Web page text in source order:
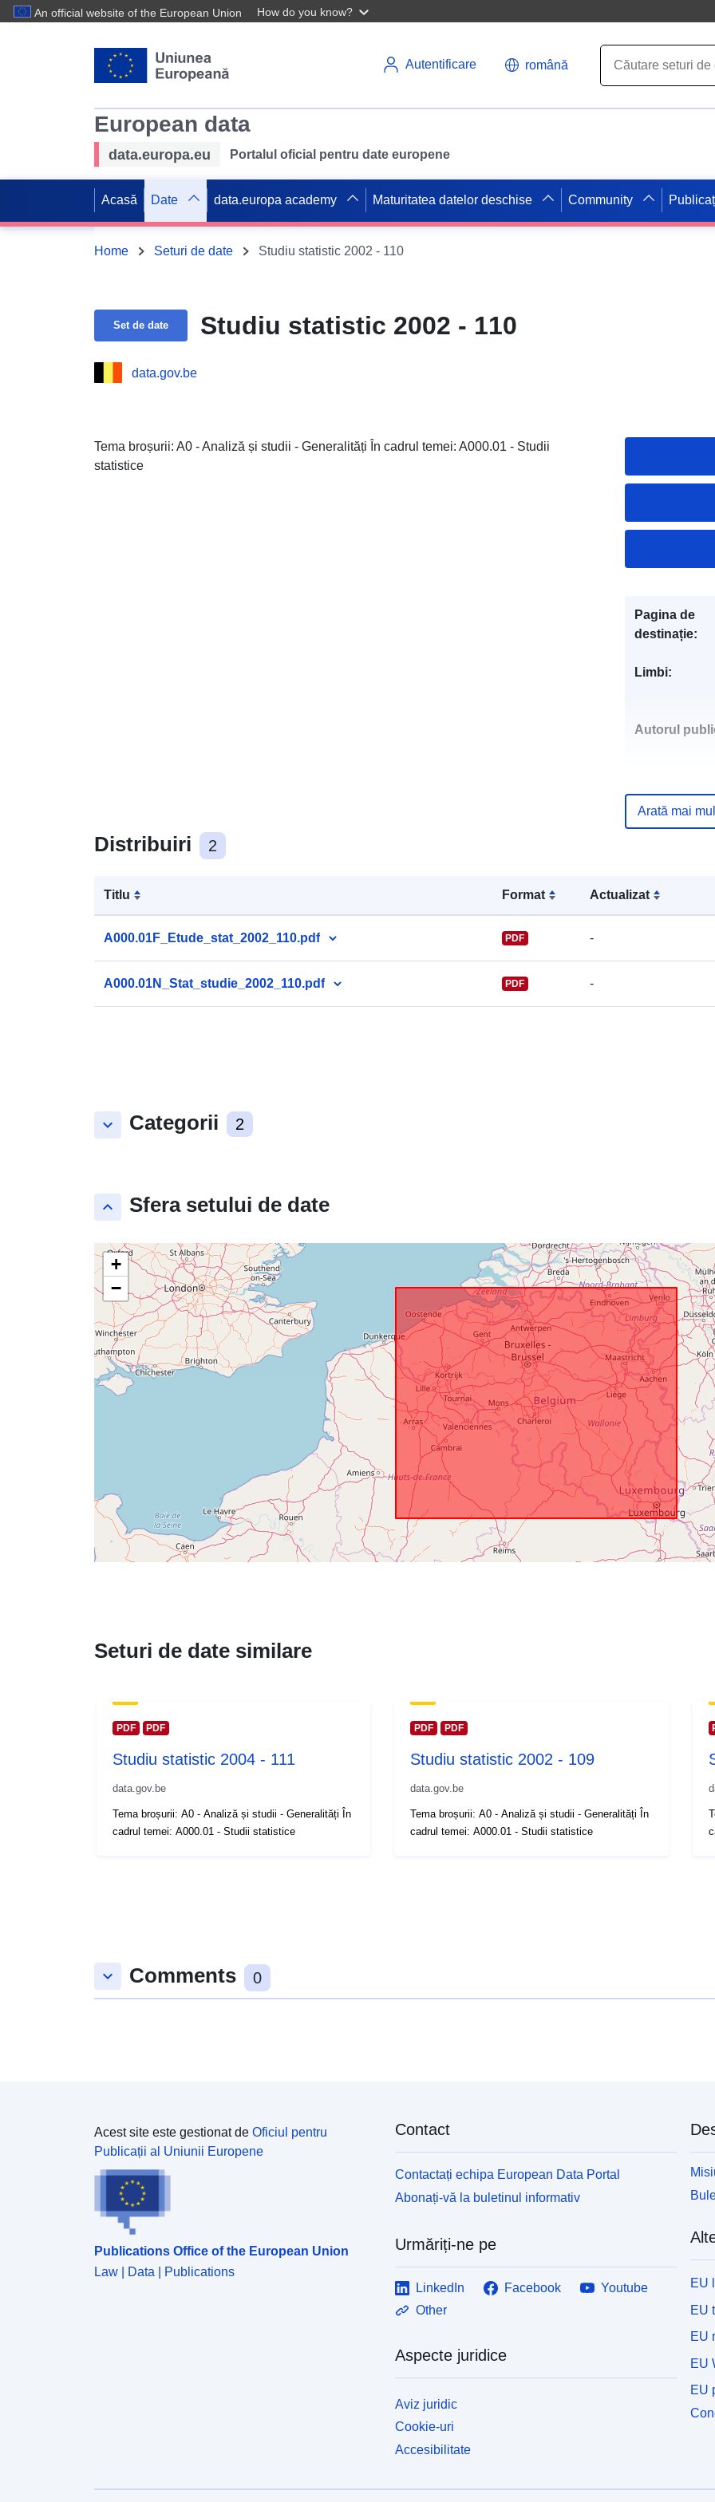
An official website of the European Union How do you know?
Autentificare română
European data
data.europa.eu Portalul oficial pentru date europene
Acasă Date data.europa academy Maturitatea datelor deschise Community
Home Seturi de date Studiu statistic 2002 - 110
Set de date Studiu statistic 2002 - 110
data.gov.be
Tema broșurii: A0 - Analiză și studii - Generalități În cadrul temei: A000.01 - Studii
statistice
Distribuiri 2
Titlu Format Actualizat
A000.01F_Etude_stat_2002_110.pdf PDF -
A000.01N_Stat_studie_2002_110.pdf PDF -
keyboard_arrow_down Categorii 2
keyboard_arrow_up Sfera setului de date
+
−
Pagina de
destinație:
Limbi:
Autorul
contact:
Identificatori:
uriRef:
Drepturi de
acces:
Acoperire
temporală:
Arată mai
Seturi de date similare
PDF PDF
Studiu statistic 2004 - 111
data.gov.be
Tema broșurii: A0 - Analiză și studii - Generalități În
cadrul temei: A000.01 - Studii statistice
PDF PDF
Studiu statistic 2002 - 109
data.gov.be
Tema broșurii: A0 - Analiză și studii - Generalități În
cadrul temei: A000.01 - Studii statistice
keyboard_arrow_down Comments 0
Acest site este gestionat de Oficiul pentru
Publicații al Uniunii Europene
Publications Office of the European Union
Law | Data | Publications
Contact
Contactați echipa European Data Portal
Abonați-vă la buletinul informativ
Urmăriți-ne pe
LinkedIn Facebook
Youtube
Other
Aspecte juridice
Aviz juridic
Cookie-uri
Accesibilitate
EU
EU
EU
EU
EU